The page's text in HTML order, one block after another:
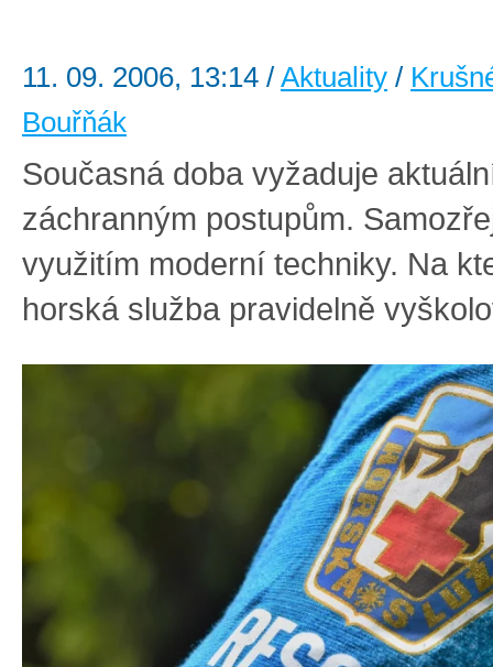
11. 09. 2006, 13:14 / Aktuality /
Bouřňák
Současná doba vyžaduje
záchranným postupům.
využitím moderní techniky. Na
horská služba pravidelně